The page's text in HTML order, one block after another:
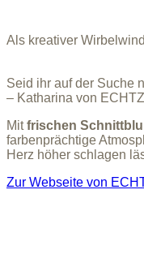
Als kreativer
Seid ihr auf der Suche
– Katharina von
Mitfrischen
farbenprächtige
Herz höher schlagen
Zur Webseite von